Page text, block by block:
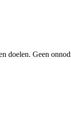
doelen. Geen